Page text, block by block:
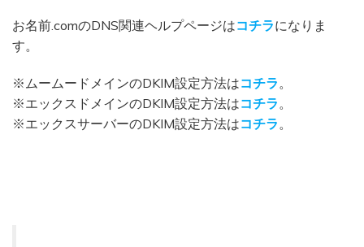
お名前.comのDNS関連ヘルプページはコチラになりま
す。
※ムームードメインのDKIM設定方法はコチラ 。
※エックスドメインのDKIM設定方法はコチラ 。
※エックスサーバーのDKIM設定方法はコチラ 。